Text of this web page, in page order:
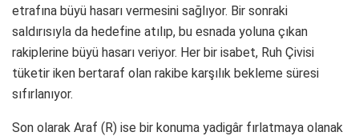
etrafına büyü hasarı vermesini sağlıyor. Bir sonraki
saldırısıyla da hedefine atılıp, bu esnada yoluna çıkan
rakiplerine büyü hasarı veriyor. Her bir isabet, Ruh Çivisi
tüketir iken bertaraf olan rakibe karşılık bekleme süresi
sıfırlanıyor.
Son olarak Araf (R) ise bir konuma yadigâr fırlatmaya olanak